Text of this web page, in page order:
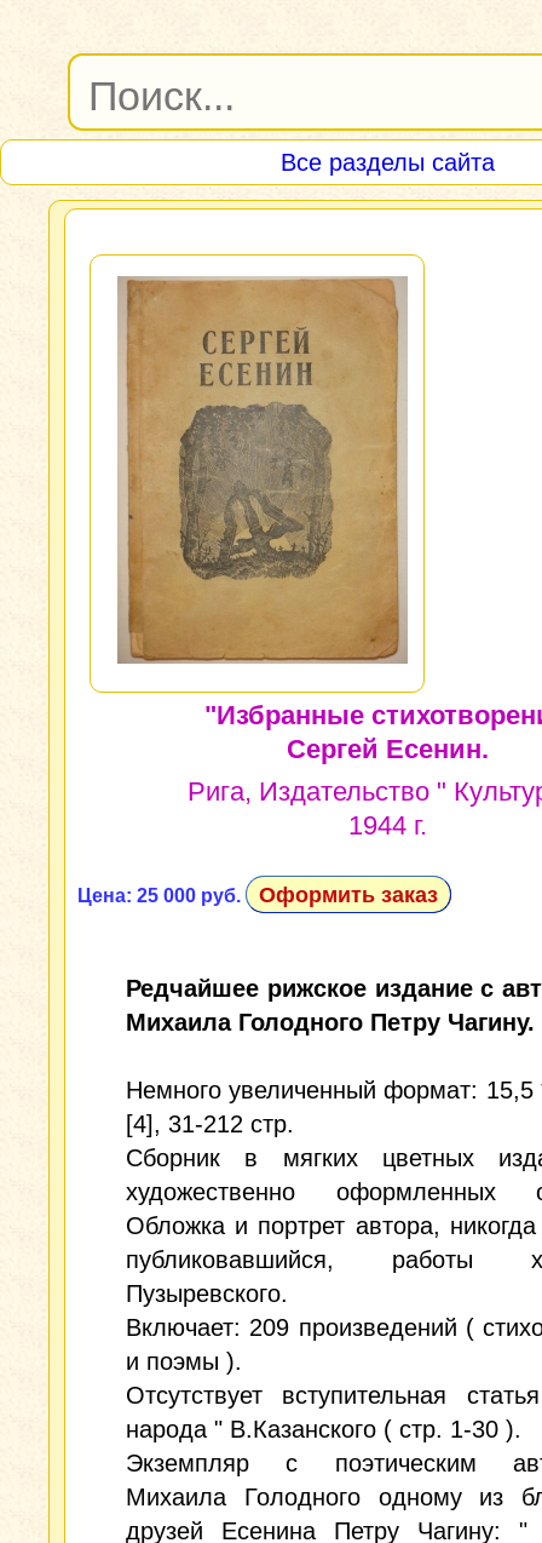
Все разделы сайта
"Избранные
Сергей Есенин.
Рига, Издательство "
1944 г.
Цена: 25 000 руб. Оформить заказ
Редчайшее рижское издание с
Михаила Голодного Петру Чагину.
Немного увеличенный формат:
[4], 31-212 стр.
Сборник в мягких цветных
художественно оформленных
Обложка и портрет автора,
публиковавшийся, работы
Пузыревского.
Включает: 209 произведений (
и поэмы ).
Отсутствует вступительная
народа " В.Казанского ( стр. 1-30 ).
Экземпляр с поэтическим
Михаила Голодного одному из
друзей Есенина Петру Чагину: "